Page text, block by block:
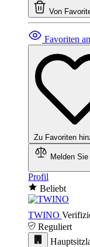
Von
Favoriten
Zu Favoriten
Melden
Profil
Beliebt
TWINO
Reguliert